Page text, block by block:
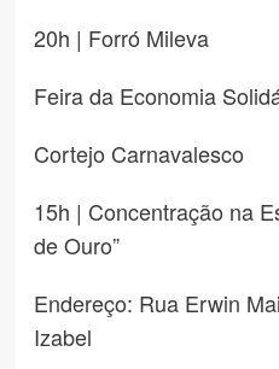
20h | Forró Mileva
Feira da Economia
Cortejo Carnavalesco
15h | Concentração na
de Ouro”
Endereço: Rua Erwin
Izabel